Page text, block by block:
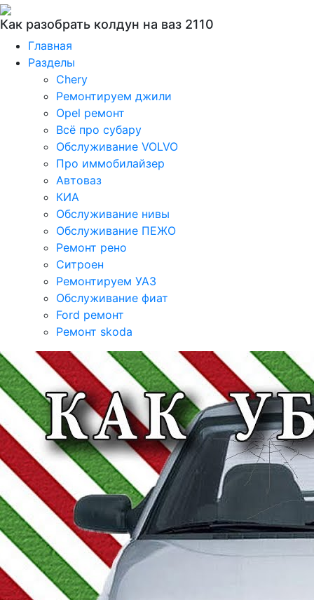
Как разобрать колдун на ваз 2110
Главная
Разделы
Chery
Ремонтируем джили
Opel ремонт
Всё про субару
Обслуживание VOLVO
Про иммобилайзер
Автоваз
КИА
Обслуживание нивы
Обслуживание ПЕЖО
Ремонт рено
Ситроен
Ремонтируем УАЗ
Обслуживание фиат
Ford ремонт
Ремонт skoda